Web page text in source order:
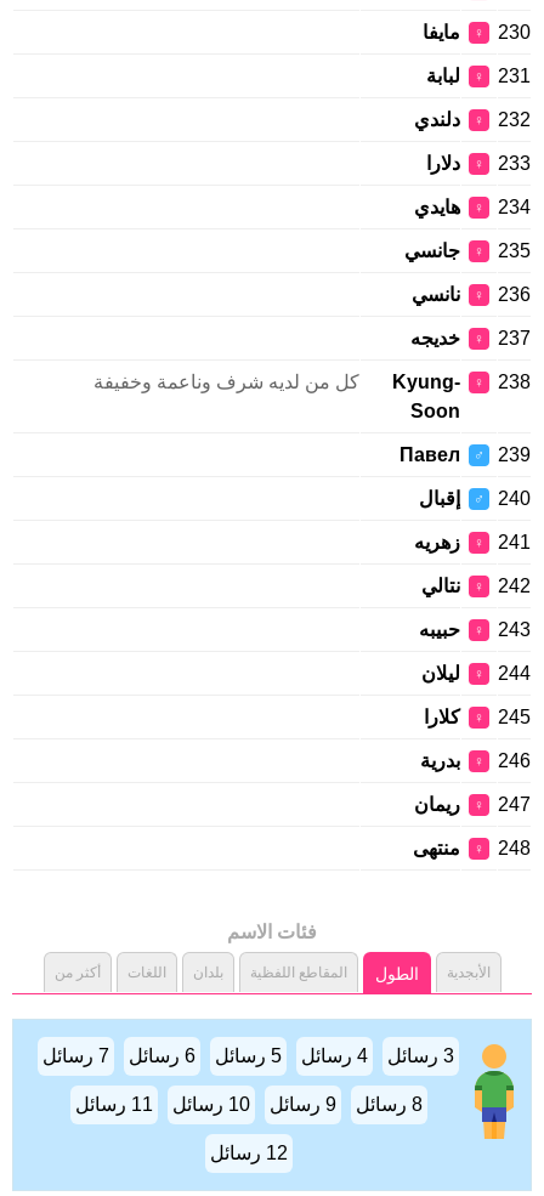
230
♀ مايفا
231
♀ لبابة
232
♀ دلندي
233
♀ دلارا
234
♀ هايدي
235
♀ جانسي
236
♀ نانسي
237
♀ خديجه
238
♀
Kyung-
Soon
كل من لديه شرف وناعمة وخفيفة
239
♂
Павел
240
♂ إقبال
241
♀ زهريه
242
♀ نتالي
243
♀ حبيبه
244
♀ ليلان
245
♀ كلارا
246
♀ بدرية
247
♀ ريمان
248
♀ منتهى
فئات الاسم
الأبجدية الطول المقاطع اللفظية بلدان اللغات أكثر من
3 رسائل 4 رسائل 5 رسائل 6 رسائل 7 رسائل
8 رسائل 9 رسائل 10 رسائل 11 رسائل
12 رسائل